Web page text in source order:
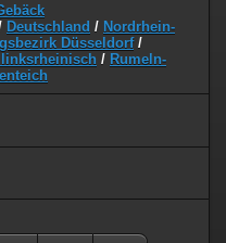
Deutschland / Nordrhein-
Düsseldorf/
/ Rumeln-